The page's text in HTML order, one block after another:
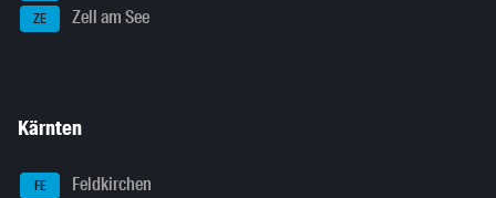
ZE Zell am See
Kärnten
FE Feldkirchen